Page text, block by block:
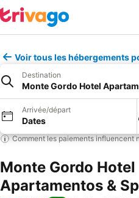
Voir tous les hébergements
Destination
Monte Gordo Hotel
Arrivée/départ
Dates
Comment les paiements influencent
Monte Gordo Hotel
Apartamentos &